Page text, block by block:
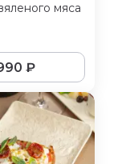
мяса
₽